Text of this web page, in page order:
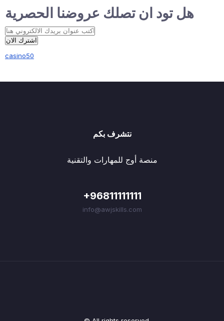
هل تود ان تصلك عروضنا الحصرية
اشترك الان
casino50
نتشرف بكم
منصة أوج للمهارات والتقنية
+96811111111
info@awjskills.com